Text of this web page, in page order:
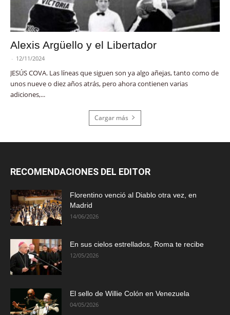
Alexis Argüello y el Libertador
- 12/11/2024
JESÚS COVA. Las líneas que siguen son ya algo añejas, tanto como de
unos nueve o diez años atrás, pero ahora contienen varias
adiciones,...
Cargar más
RECOMENDACIONES DEL EDITOR
Florentino venció al Diablo otra vez, en
Madrid
14/06/2026
En sus cielos estrellados, Roma te recibe
12/05/2026
El sello de Willie Colón en Venezuela
04/05/2026